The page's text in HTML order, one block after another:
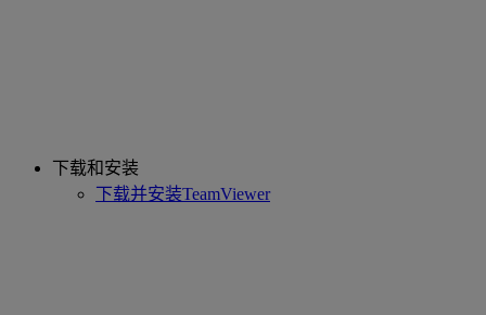
下载和安装
下载并安装TeamViewer